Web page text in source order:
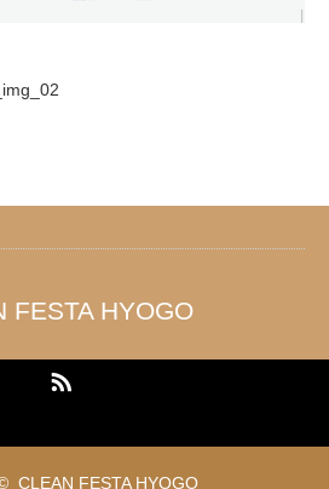
FESTA HYOGO
CLEAN FESTA HYOGO